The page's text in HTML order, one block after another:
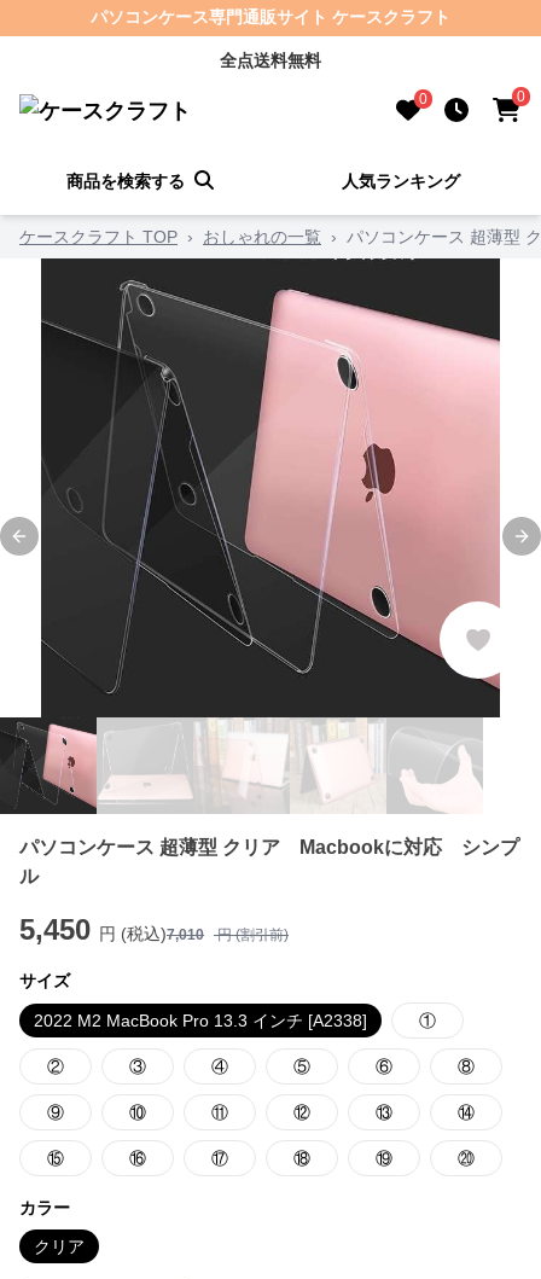
パソコンケース専門通販サイト ケースクラフト
全点送料無料
0 0
商品を検索する 人気ランキング
ケースクラフト TOP › おしゃれの一覧 › パソコンケース 超薄型
Previous slide
パソコンケース 超薄型 クリア Macbookに対応 シンプ
ル
5,450 円 (税込)7,010 円 (割引前)
サイズ
2022 M2 MacBook Pro 13.3 インチ [A2338] ①
② ③ ④ ⑤ ⑥ ⑧
⑨ ⑩ ⑪ ⑫ ⑬ ⑭
⑮ ⑯ ⑰ ⑱ ⑲ ⑳
カラー
クリア